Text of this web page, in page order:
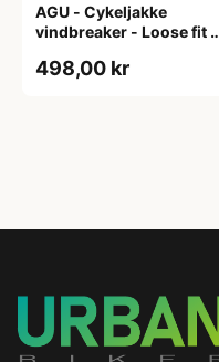
AGU - Cykeljakke
vindbreaker - Loose fit -
498,00 kr